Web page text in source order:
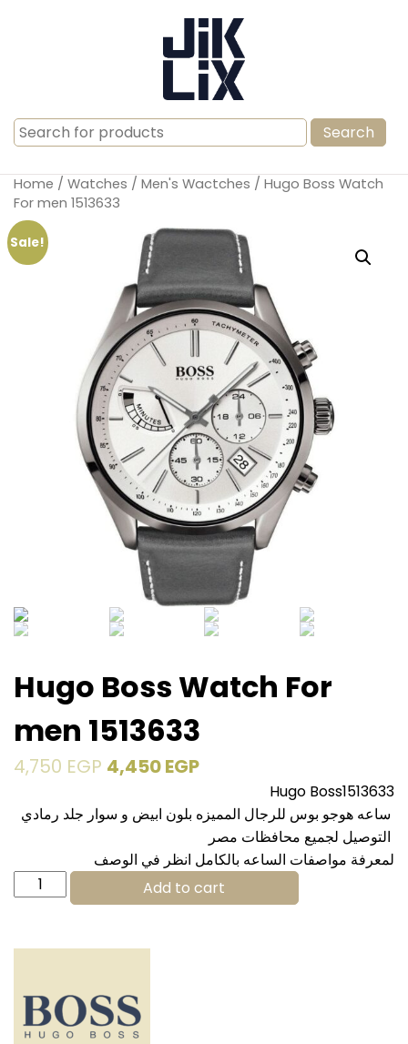
Search
for:
Home / Watches / Men's Wactches / Hugo Boss Watch
For men 1513633
Sale!
Hugo Boss Watch For
men 1513633
4,750 EGP 4,450EGP
Hugo Boss1513633
لمعرفة مواصفات الساعه بالكامل انظر في الوصف
Hugo
Boss
For
1513633
quantity
Add to cart